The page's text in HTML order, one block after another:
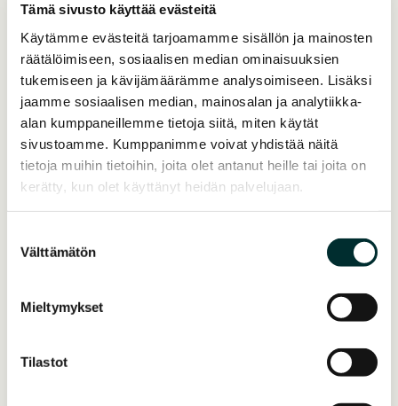
Tämä sivusto käyttää evästeitä
Käytämme evästeitä tarjoamamme sisällön ja mainosten
räätälöimiseen, sosiaalisen median ominaisuuksien
tukemiseen ja kävijämäärämme analysoimiseen. Lisäksi
jaamme sosiaalisen median, mainosalan ja analytiikka-
alan kumppaneillemme tietoja siitä, miten käytät
sivustoamme. Kumppanimme voivat yhdistää näitä
tietoja muihin tietoihin, joita olet antanut heille tai joita on
kerätty, kun olet käyttänyt heidän palvelujaan.
valinta
Välttämätön
Mieltymykset
Tilastot
18 kuukautta ja varsinaisen
rakentaminen noin 24kk tarvittavien
lupien myöntämisestä. Tämänhetkisen
arvion mukaan energiantuotanto
Torniosta voisi siis käynnistyä vuoden
2027 aikana.